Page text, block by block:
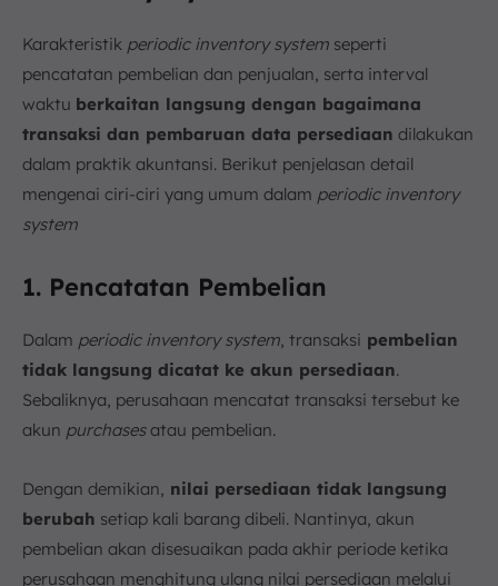
Karakteristik periodic inventory system seperti
pencatatan pembelian dan penjualan, serta interval
waktu berkaitan langsung dengan bagaimana
transaksi dan pembaruan data persediaan dilakukan
dalam praktik akuntansi. Berikut penjelasan detail
mengenai ciri-ciri yang umum dalam periodic inventory
system
1. Pencatatan Pembelian
Dalam periodic inventory system, transaksi pembelian
tidak langsung dicatat ke akun persediaan.
Sebaliknya, perusahaan mencatat transaksi tersebut ke
akun purchasesatau pembelian.
Dengan demikian, nilai persediaan tidak langsung
berubah setiap kali barang dibeli. Nantinya, akun
pembelian akan disesuaikan pada akhir periode ketika
perusahaan menghitung ulang nilai persediaan melalui